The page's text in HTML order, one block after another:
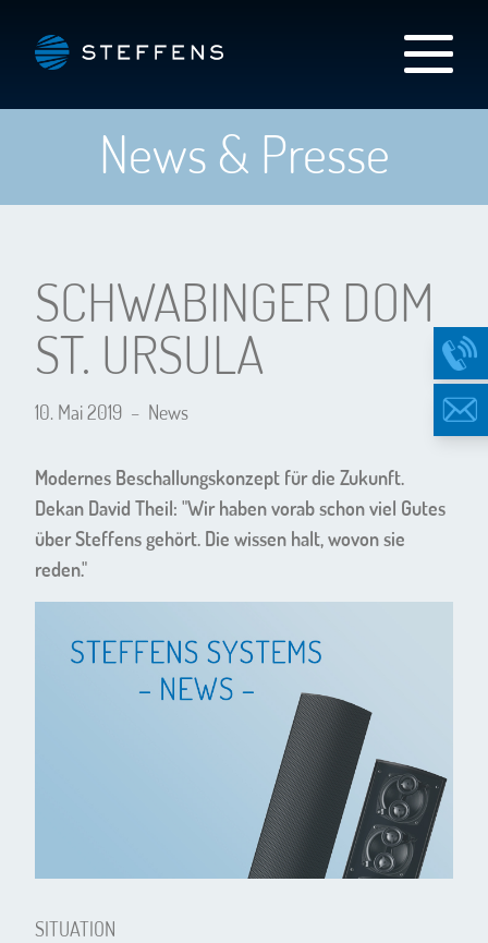
News & Presse
SCHWABINGER DOM
ST. URSULA
10. Mai 2019 – News
Modernes Beschallungskonzept für die Zukunft.
Dekan David Theil: "Wir haben vorab schon viel Gutes
über Steffens gehört. Die wissen halt, wovon sie
reden."
SITUATION